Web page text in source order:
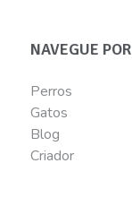
NAVEGUE POR
Perros
Gatos
Blog
Criador